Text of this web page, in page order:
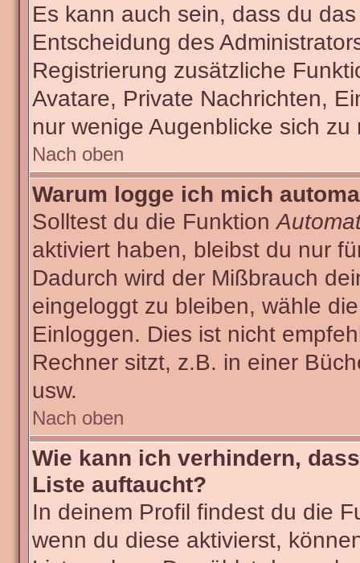
Es kann auch sein, dass du
Entscheidung des
Registrierung zusätzliche
Avatare, Private Nachrichten,
nur wenige Augenblicke sich
Nach oben
Warum logge ich mich
Solltest du die Funktion
aktiviert haben, bleibst du nur
Dadurch wird der Mißbrauch
eingeloggt zu bleiben, wähle
Einloggen. Dies ist nicht
Rechner sitzt, z.B. in einer
usw.
Nach oben
Wie kann ich verhindern,
Liste auftaucht?
In deinem Profil findest du die
wenn du diese aktivierst,